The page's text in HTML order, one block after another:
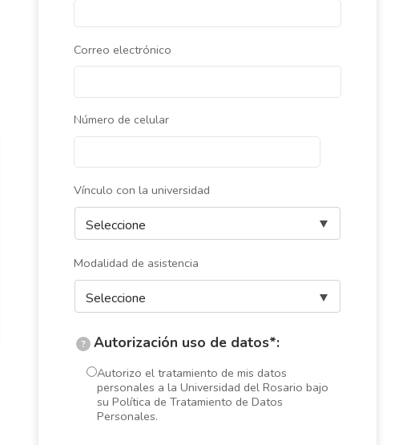
Correo electrónico
Número de celular
Vínculo con la universidad
Modalidad de asistencia
? Autorización uso de datos*:
Autorizo el tratamiento de mis datos
personales a la Universidad del Rosario bajo
su Política de Tratamiento de Datos
Personales.